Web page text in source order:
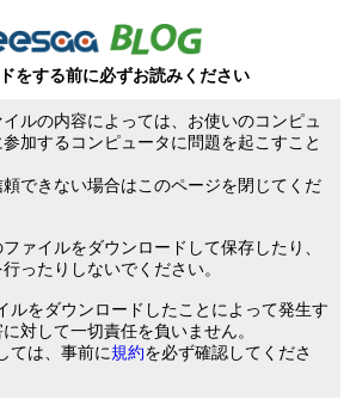
をする前に必ずお読みください
ルの内容によっては、お使いのコンピュ
加するコンピュータに問題を起こすこと
できない場合はこのページを閉じてくだ
ァイルをダウンロードして保存したり、
ったりしないでください。
ルをダウンロードしたことによって発生す
対して一切責任を負いません。
ては、事前に規約を必ず確認してくださ